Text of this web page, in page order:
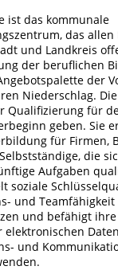
ist das kommunale
das
und Landkreis
der beruflichen
der
Niederschlag. Die
Qualifizierung für
geben. Sie
für Firmen,
die
Aufgaben
soziale
und Teamfähigkeit
und befähigt
elektronischen
und